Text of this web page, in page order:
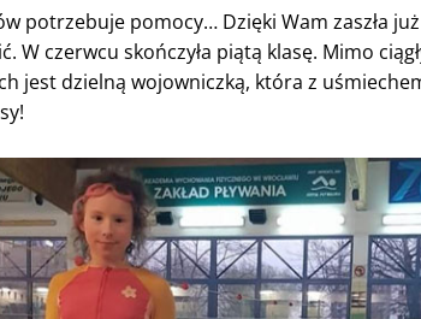
potrzebuje pomocy… Dzięki Wam zaszła
W czerwcu skończyła piątą klasę. Mimo
jest dzielną wojowniczką, która z